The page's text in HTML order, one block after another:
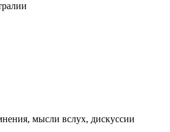
мысли вслух, дискуссии